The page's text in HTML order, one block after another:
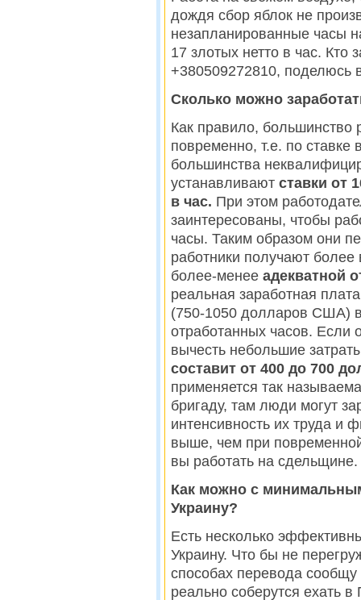
дождя сбор яблок не
незапланированные часы
17 злотых нетто в час. Кто
+380509272810,
Сколько можно
Как правило, большинство
повременно, т.е. по
большинства
устанавливают ставки от
в час. При этом
заинтересованы, чтобы
часы. Таким образом они
работники получают более
более-менее адекватной
реальная заработная
(750-1050 долларов США) в
отработанных часов. Если
вычесть небольшие
составит от 400 до 700
применяется так
бригаду, там люди могут
интенсивность их труда и
выше, чем при
вы работать на сдельщине.
Как можно с
Украину?
Есть несколько
Украину. Что бы не
способах перевода
реально соберутся ехать